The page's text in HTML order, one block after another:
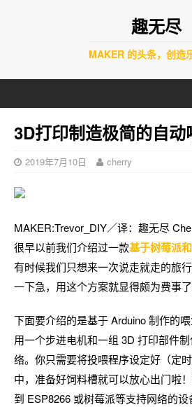
趣无尽
MAKER 的头条，创造
3D打印制造极简的自动
2019年7月10日 cherry
MAKER:Trevor_DIY／译：趣无尽
很早以前我们介绍过一款基于树莓派
有时候我们只想来一次说走就走的旅
一下急，用这个方案就显得颇为费事了
下面要介绍的是基于 Arduino 制作的
用一个步进电机和一组 3D 打印部件
络。你只需要将投喂程序设定好（定
中，准备好饲料槽就可以放心出门啦
到 ESP8266 或树莓派等支持网络的